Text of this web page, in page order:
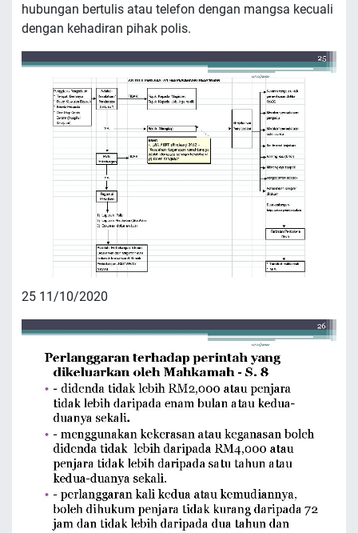
hubungan bertulis atau telefon dengan mangsa kecuali
dengan kehadiran pihak polis.
25 11/10/2020